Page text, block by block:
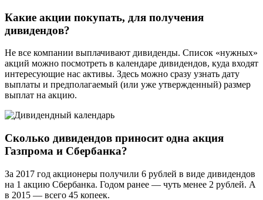
Какие акции покупать, для получения
дивидендов?
Не все компании выплачивают дивиденды. Список «нужных»
акций можно посмотреть в календаре дивидендов, куда входят
интересующие нас активы. Здесь можно сразу узнать дату
выплаты и предполагаемый (или уже утвержденный) размер
выплат на акцию.
Сколько дивидендов приносит одна акция
Газпрома и Сбербанка?
За 2017 год акционеры получили 6 рублей в виде дивидендов
на 1 акцию Сбербанка. Годом ранее — чуть менее 2 рублей. А
в 2015 — всего 45 копеек.